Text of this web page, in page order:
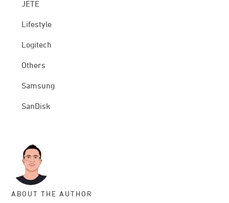
JETE
Lifestyle
Logitech
Others
Samsung
SanDisk
ABOUT THE AUTHOR